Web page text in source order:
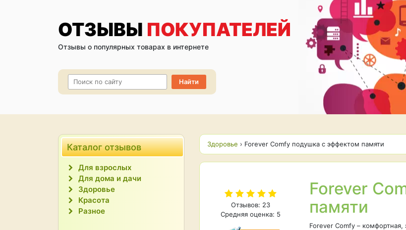
ОТЗЫВЫ ПОКУПАТЕЛЕЙ
Отзывы о популярных товарах в интернете
Каталог отзывов
Для взрослых
Для дома и дачи
Здоровье
Красота
Разное
Здоровье › Forever Comfy подушка с эффектом памяти
Отзывов: 23
Средняя оценка: 5
Forever
памяти
Forever Comfy –